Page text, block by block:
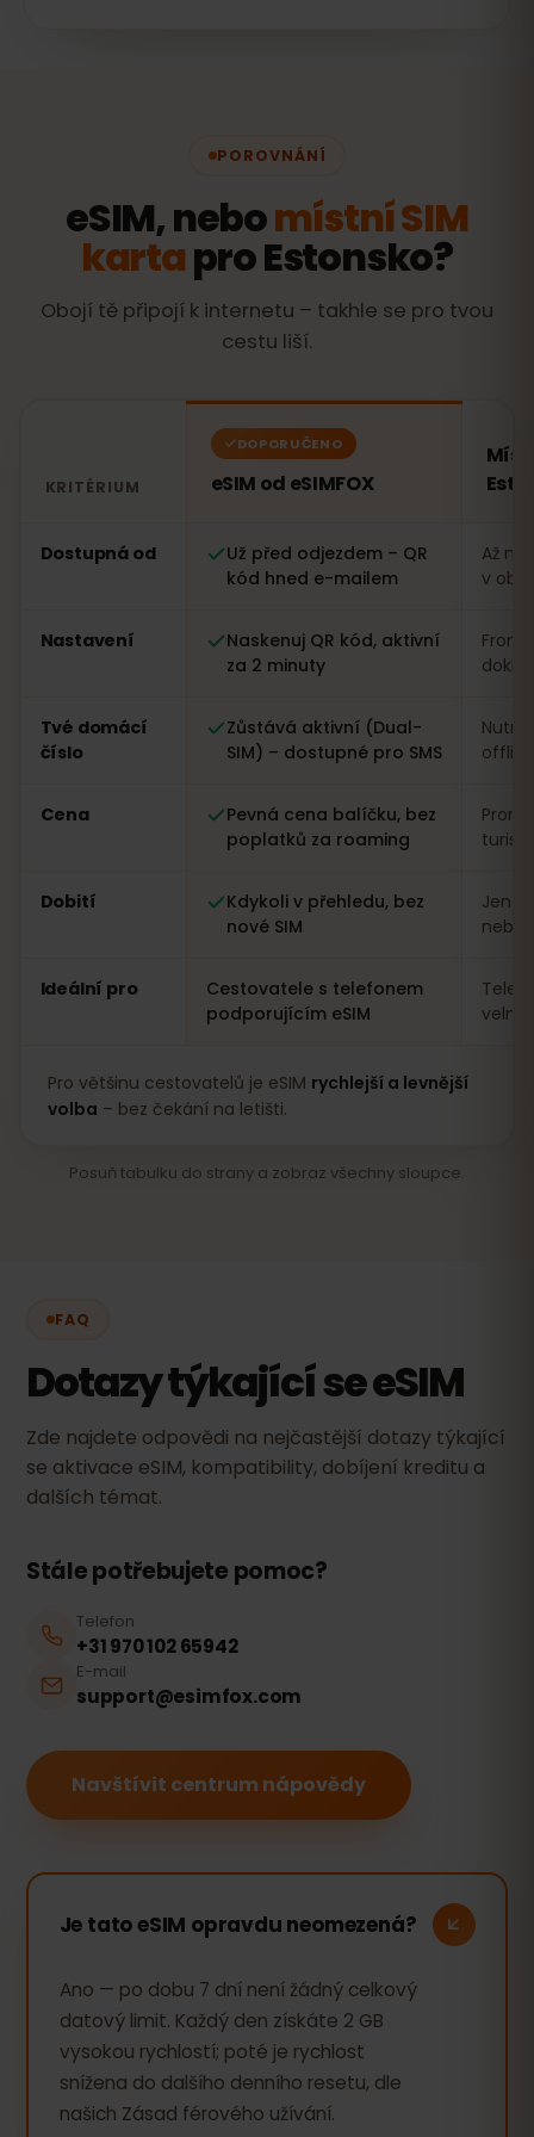
POROVNÁNÍ
eSIM, nebomístní SIM
kartapro Estonsko?
Obojí tě připojí k internetu – takhle se pro tvou
cestu liší.
KRITÉRIUM
DOPORUČENO
eSIM od eSIMFOX
Dostupná od
Už před odjezdem – QR
kód hned e-mailem
Až
v
Nastavení
Naskenuj QR kód, aktivní
za 2 minuty
Tvé domácí
číslo
Zůstává aktivní (Dual-
SIM) – dostupné pro SMS
offline
Cena
Pevná cena balíčku, bez
poplatků za roaming
Dobití
Kdykoli v přehledu, bez
nové SIM
Jen
nebo
Ideální pro
Cestovatele s telefonem
podporujícím eSIM
velmi
Pro většinu cestovatelů je eSIM rychlejší a levnější
volba – bez čekání na letišti.
Posuň tabulku do strany a zobraz všechny sloupce.
FAQ
Dotazy týkající se eSIM
Zde najdete odpovědi na nejčastější dotazy týkající
se aktivace eSIM, kompatibility, dobíjení kreditu a
dalších témat.
Stále potřebujete pomoc?
Telefon
+31 970 102 65942
E-mail
support@esimfox.com
Navštívit centrum nápovědy
Je tato eSIM opravdu neomezená?
Ano — po dobu 7 dní není žádný celkový
datový limit. Každý den získáte 2 GB
vysokou rychlostí; poté je rychlost
snížena do dalšího denního resetu, dle
našich Zásad férového užívání.